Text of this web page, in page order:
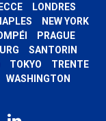
LONDRES
NEW YORK
PRAGUE
SANTORIN
TOKYO
TRENTE
WASHINGTON